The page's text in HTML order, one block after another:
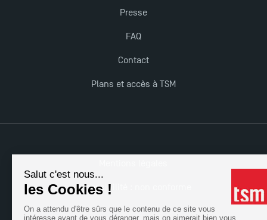
Derniers jours pour candidater aux formations
professionnelles en alternance à TSM !
Management pour 2025 : des opportunités encore
Presse
FAQ
Contact
Plans et accès à TSM
Accessibilité : non conforme